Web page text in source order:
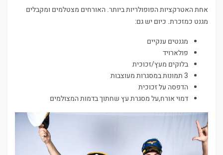
אחת האטרקציות הפופולריות ביותר. האורחים מצטלמים ומקבלים
מגנט כמזכרת. כיום יש גם:
מגנטים ענקיים
פולארויד
בלוקים מעץ/זכוכית
3 תמונות במסגרות מעוצבות
הדפסה על זכוכית
דמוי אורח,על מסגרת עץ שחתוך בדמות המצולמים